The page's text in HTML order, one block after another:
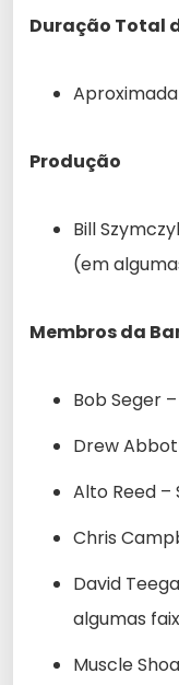
Duração Total
Produção
Bill
(em
Membros da
Bob Seger
Drew
Alto Reed –
Chris
David
algumas
Muscle